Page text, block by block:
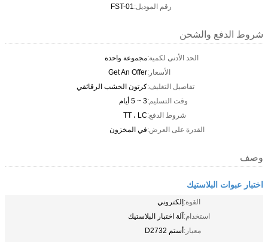
رقم الموديل:FST-01
شروط الدفع والشحن
الحد الأدنى لكمية:مجموعة واحدة
الأسعار:Get An Offer
تفاصيل التغليف:كرتون الخشب الرقائقي
وقت التسليم:3 ~ 5 أيام
شروط الدفع:TT ، LC
القدرة على العرض:في المخزون
وصف
اختبار عبوات البلاستيك
القوة:إلكتروني
استخدام:آلة اختبار البلاستيك
معيار:أستم D2732